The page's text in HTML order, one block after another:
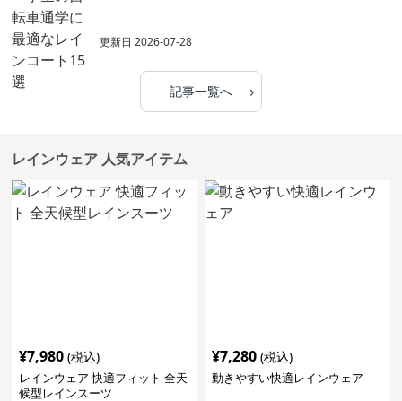
更新日2026-07-28
記事一覧へ ›
レインウェア 人気アイテム
¥7,980 (税込)
レインウェア 快適フィット 全天
候型レインスーツ
¥7,280 (税込)
動きやすい快適レインウェア